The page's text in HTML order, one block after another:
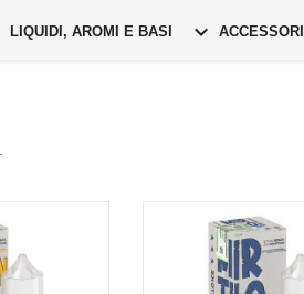
LIQUIDI, AROMI E BASI  ACCESSORI
NON DISPONIBILE